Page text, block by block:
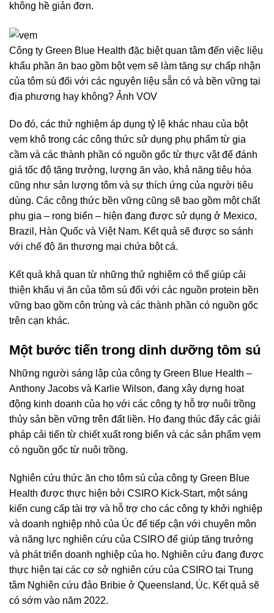
không hề giản đơn.
Công ty Green Blue Health đặc biệt quan tâm đến việc liệu
khẩu phần ăn bao gồm bột vẹm sẽ làm tăng sự chấp nhận
của tôm sú đối với các nguyên liệu sẵn có và bền vững tại
địa phương hay không? Ảnh VOV
Do đó, các thử nghiệm áp dụng tỷ lệ khác nhau của bột
vẹm khô trong các công thức sử dụng phụ phẩm từ gia
cầm và các thành phần có nguồn gốc từ thực vật để đánh
giá tốc độ tăng trưởng, lượng ăn vào, khả năng tiêu hóa
cũng như sản lượng tôm và sự thích ứng của người tiêu
dùng. Các công thức bền vững cũng sẽ bao gồm một chất
phụ gia – rong biển – hiện đang được sử dụng ở Mexico,
Brazil, Hàn Quốc và Việt Nam. Kết quả sẽ được so sánh
với chế độ ăn thương mại chứa bột cá.
Kết quả khả quan từ những thử nghiệm có thể giúp cải
thiện khẩu vị ăn của tôm sú đối với các nguồn protein bền
vững bao gồm côn trùng và các thành phần có nguồn gốc
trên cạn khác.
Một bước tiến trong dinh dưỡng tôm sú
Những người sáng lập của công ty Green Blue Health –
Anthony Jacobs và Karlie Wilson, đang xây dựng hoạt
động kinh doanh của họ với các công ty hỗ trợ nuôi trồng
thủy sản bền vững trên đất liền. Họ đang thúc đẩy các giải
pháp cải tiến từ chiết xuất rong biển và các sản phẩm vẹm
có nguồn gốc từ nuôi trồng.
Nghiên cứu thức ăn cho tôm sú của công ty Green Blue
Health được thực hiện bởi CSIRO Kick-Start, một sáng
kiến cung cấp tài trợ và hỗ trợ cho các công ty khởi nghiệp
và doanh nghiệp nhỏ của Úc để tiếp cận với chuyên môn
và năng lực nghiên cứu của CSIRO để giúp tăng trưởng
và phát triển doanh nghiệp của họ. Nghiên cứu đang được
thực hiện tại các cơ sở nghiên cứu của CSIRO tại Trung
tâm Nghiên cứu đảo Bribie ở Queensland, Úc. Kết quả sẽ
có sớm vào năm 2022.